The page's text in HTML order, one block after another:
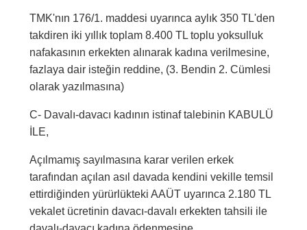
TMK'nın 176/1. maddesi uyarınca aylık 350 TL'den
takdiren iki yıllık toplam 8.400 TL toplu yoksulluk
nafakasının erkekten alınarak kadına verilmesine,
fazlaya dair isteğin reddine, (3. Bendin 2. Cümlesi
olarak yazılmasına)
C- Davalı-davacı kadının istinaf talebinin KABULÜ
İLE,
Açılmamış sayılmasına karar verilen erkek
tarafından açılan asıl davada kendini vekille temsil
ettirdiğinden yürürlükteki AAÜT uyarınca 2.180 TL
vekalet ücretinin davacı-davalı erkekten tahsili ile